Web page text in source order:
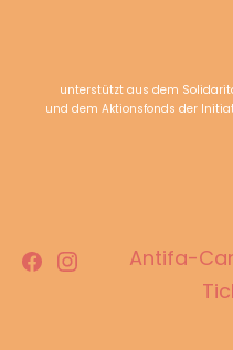
unterstützt aus dem
und dem Aktionsfonds der
Facebook
Instagram
Antifa-